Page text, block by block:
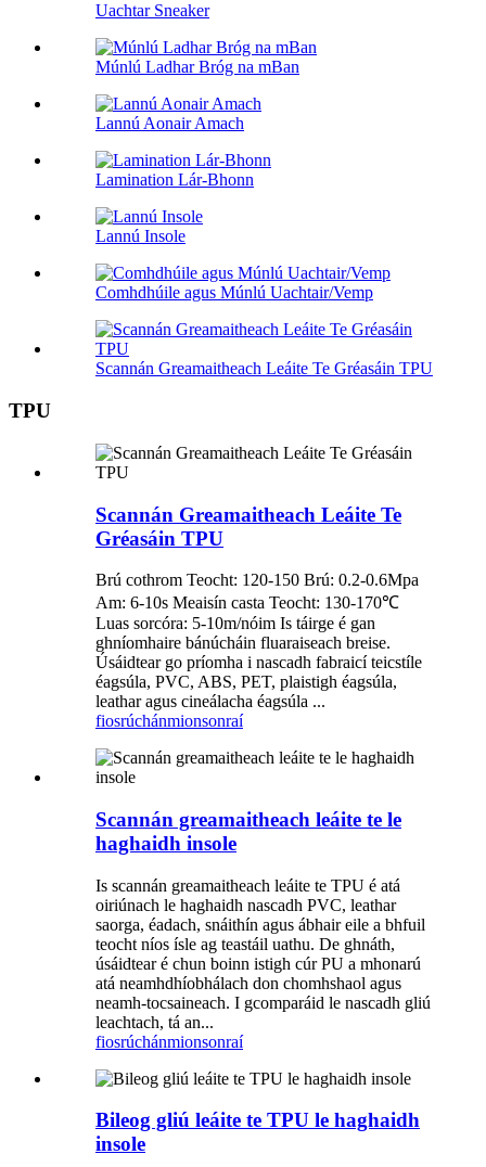
Uachtar Sneaker
Múnlú Ladhar Bróg na mBan
Lannú Aonair Amach
Lamination Lár-Bhonn
Lannú Insole
Comhdhúile agus Múnlú Uachtair/Vemp
Scannán Greamaitheach Leáite Te Gréasáin TPU
TPU
Scannán Greamaitheach Leáite Te
Gréasáin TPU
Brú cothrom Teocht: 120-150 Brú: 0.2-0.6Mpa
Am: 6-10s Meaisín casta Teocht: 130-170℃
Luas sorcóra: 5-10m/nóim Is táirge é gan
ghníomhaire bánúcháin fluaraiseach breise.
Úsáidtear go príomha i nascadh fabraicí teicstíle
éagsúla, PVC, ABS, PET, plaistigh éagsúla,
leathar agus cineálacha éagsúla ...
fiosrúchánmionsonraí
Scannán greamaitheach leáite te le
haghaidh insole
Is scannán greamaitheach leáite te TPU é atá
oiriúnach le haghaidh nascadh PVC, leathar
saorga, éadach, snáithín agus ábhair eile a bhfuil
teocht níos ísle ag teastáil uathu. De ghnáth,
úsáidtear é chun boinn istigh cúr PU a mhonarú
atá neamhdhíobhálach don chomhshaol agus
neamh-tocsaineach. I gcomparáid le nascadh gliú
leachtach, tá an...
fiosrúchánmionsonraí
Bileog gliú leáite te TPU le haghaidh
insole